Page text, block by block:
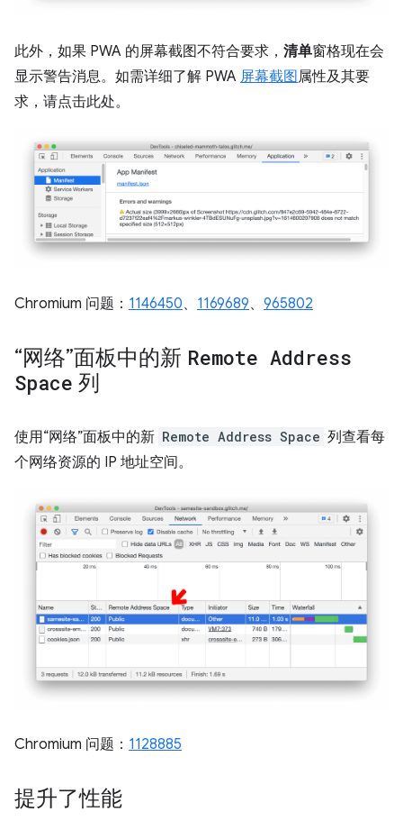
此外，如果 PWA 的屏幕截图不符合要求， 清单窗格现在会
显示警告消息。如需详细了解 PWA 屏幕截图属性及其要
求，请点击此处。
Chromium 问题： 1146450、 1169689、 965802
“网络”面板中的新 Remote Address
Space 列
使用“网络”面板中的新 Remote Address Space 列查看每
个网络资源的 IP 地址空间。
Chromium 问题： 1128885
提升了性能